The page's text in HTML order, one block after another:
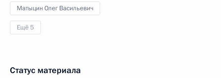
Матыцин Олег Васильевич
Ещё 5
Статус материала